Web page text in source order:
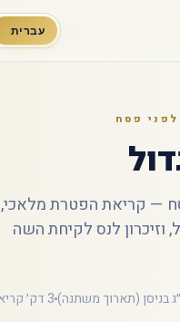
עברית
פסח
— קריאת הפטרת מלאכי,
לנס לקיחת השה
בניסן (תארוך משתנה)3 דק׳ קריאה